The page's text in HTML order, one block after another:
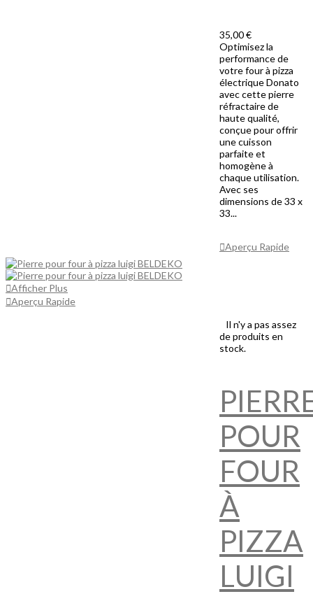
35,00 €
Optimisez la
performance de
votre four à pizza
électrique Donato
avec cette pierre
réfractaire de
haute qualité,
conçue pour offrir
une cuisson
parfaite et
homogène à
chaque utilisation.
Avec ses
dimensions de 33 x
33...
Aperçu Rapide
Afficher Plus
Aperçu Rapide
Il n'y a pas assez
de produits en
stock.
POUR
FOUR
À
PIZZA
LUIGI